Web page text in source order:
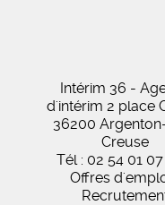
Intérim 36 -
d'intérim 2 place
36200
Creuse
Tél : 02 54 01
Offres